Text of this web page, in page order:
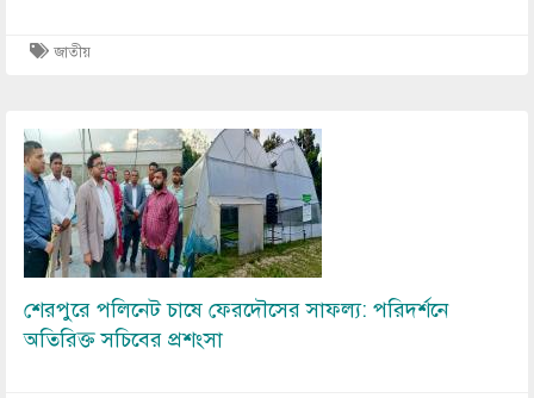
জাতীয়
Image
শেরপুরে পলিনেট চাষে ফেরদৌসের সাফল্য: পরিদর্শনে
অতিরিক্ত সচিবের প্রশংসা